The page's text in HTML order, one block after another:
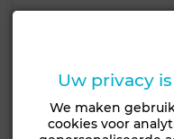
Uw privacy
We maken
cookies voor